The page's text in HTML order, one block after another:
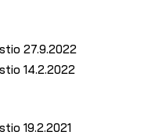
27.9.2022
14.2.2022
19.2.2021